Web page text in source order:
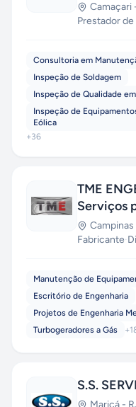
Camaçari
Prestador
Consultoria em
Inspeção de Soldagem
Inspeção de Qualidade
Inspeção de
Eólica
+36
TME
Serviços
Campinas
Fabricante·
Manutenção de
Escritório de Engenharia
Projetos de Engenharia
Turbogeradores a Gás
+
S.S.
Maricá -